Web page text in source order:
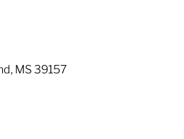
MS 39157